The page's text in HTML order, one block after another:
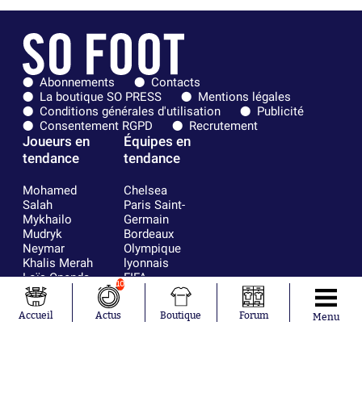
Abonnements
Contacts
La boutique SO PRESS
Mentions légales
Conditions générales d'utilisation
Publicité
Consentement RGPD
Recrutement
Joueurs en
tendance
Mohamed
Salah
Mykhailo
Mudryk
Neymar
Khalis Merah
Loïs Openda
Moussa
Niakhaté
Nicolás
Équipes en
tendance
Chelsea
Paris Saint-
Germain
Bordeaux
Olympique
lyonnais
FIFA
Real Madrid
RC Strasbourg
AC Milan
Accueil
10
Actus Boutique Forum Menu